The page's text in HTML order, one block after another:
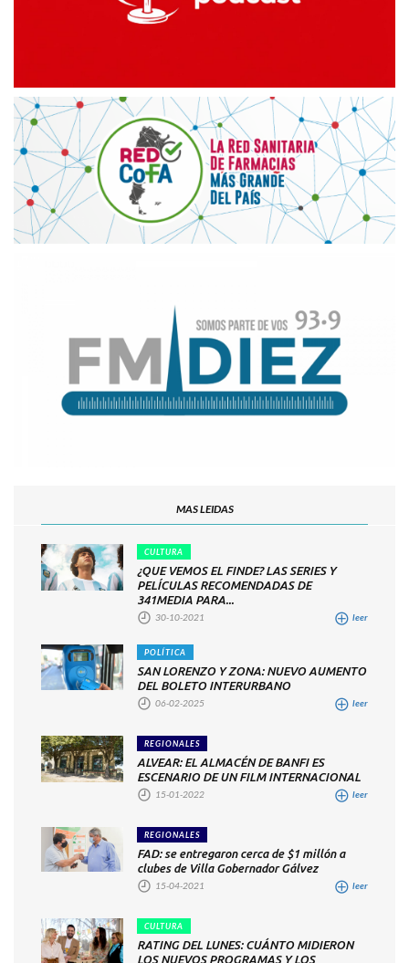
MAS LEIDAS
CULTURA
¿QUE VEMOS EL FINDE? LAS SERIES Y
PELÍCULAS RECOMENDADAS DE
341MEDIA PARA...
30-10-2021 leer
POLÍTICA
SAN LORENZO Y ZONA: NUEVO AUMENTO
DEL BOLETO INTERURBANO
06-02-2025 leer
REGIONALES
ALVEAR: EL ALMACÉN DE BANFI ES
ESCENARIO DE UN FILM INTERNACIONAL
15-01-2022 leer
REGIONALES
FAD: se entregaron cerca de $1 millón a
clubes de Villa Gobernador Gálvez
15-04-2021 leer
CULTURA
RATING DEL LUNES: CUÁNTO MIDIERON
LOS NUEVOS PROGRAMAS Y LOS